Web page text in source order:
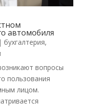
автомобиля
| бухгалтерия,
вопросы
пользования
лицом.